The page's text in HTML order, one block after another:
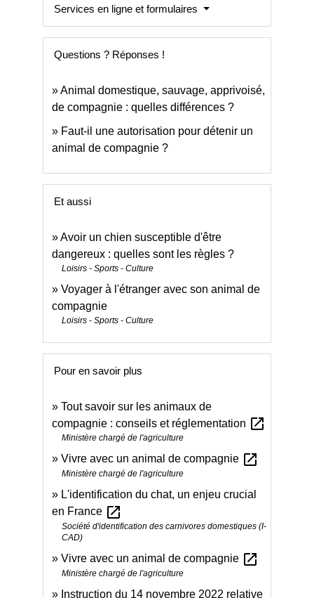
Services en ligne et formulaires
Questions ? Réponses !
Animal domestique, sauvage, apprivoisé,
de compagnie : quelles différences ?
Faut-il une autorisation pour détenir un
animal de compagnie ?
Et aussi
Avoir un chien susceptible d'être
dangereux : quelles sont les règles ?
Loisirs - Sports - Culture
Voyager à l'étranger avec son animal de
compagnie
Loisirs - Sports - Culture
Pour en savoir plus
Tout savoir sur les animaux de
compagnie : conseils et réglementation open_in_new
Ministère chargé de l'agriculture
Vivre avec un animal de compagnie open_in_new
Ministère chargé de l'agriculture
L'identification du chat, un enjeu crucial
en France open_in_new
Société d'identification des carnivores domestiques (I-
CAD)
Vivre avec un animal de compagnie open_in_new
Ministère chargé de l'agriculture
Instruction du 14 novembre 2022 relative